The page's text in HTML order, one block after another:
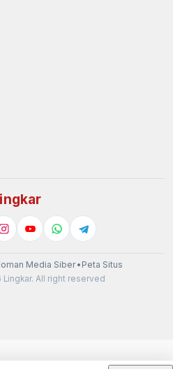
Media Siber• Peta Situs
All right reserved